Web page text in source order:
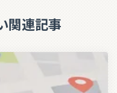
関連記事